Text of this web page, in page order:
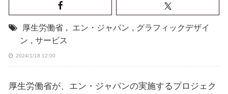
厚生労働省 , エン・ジャパン , グラフィックデザイ
ン , サービス
2024/1/18 12:00
厚生労働省が、エン・ジャパンの実施するプロジェク